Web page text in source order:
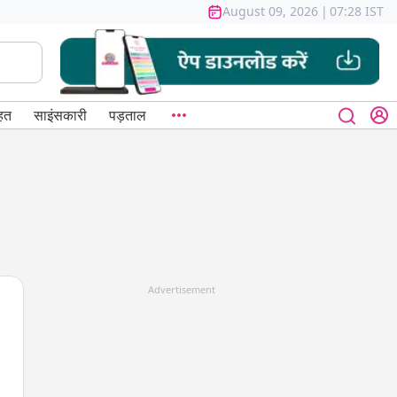
August 09, 2026 | 07:28 IST
साइंसकारी पड़ताल
Advertisement